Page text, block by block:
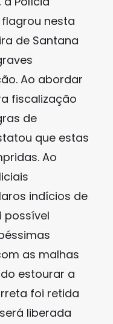
flagrou nesta
de Santana
Ao abordar
fiscalização
de
que estas
Ao
indícios de
possível
as malhas
estourar a
foi retida
liberada